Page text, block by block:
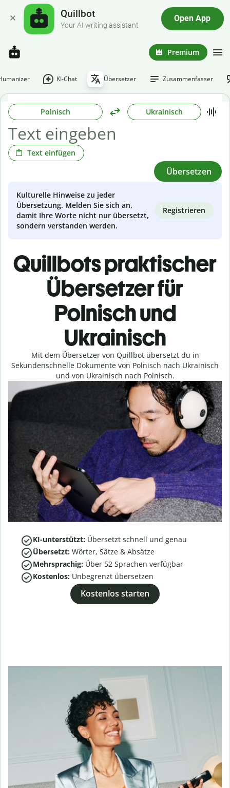
Quillbot
Your AI writing assistant
Open App
Premium
KI-Chat Übersetzer Zusammenfasser
Polnisch Ukrainisch
Text einfügen
Übersetzen
Kulturelle Hinweise zu jeder
Übersetzung. Melden Sie sich an,
damit Ihre Worte nicht nur übersetzt,
sondern verstanden werden.
Registrieren
Quillbots praktischer
Übersetzer für
Polnisch und
Ukrainisch
Mit dem Übersetzer von Quillbot übersetzt du in
Sekundenschnelle Dokumente von Polnisch nach Ukrainisch
und von Ukrainisch nach Polnisch.
KI-unterstützt: Übersetzt schnell und genau
Übersetzt: Wörter, Sätze & Absätze
Mehrsprachig: Über 52 Sprachen verfügbar
Kostenlos: Unbegrenzt übersetzen
Kostenlos starten